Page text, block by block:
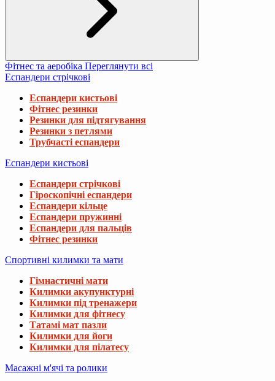
Фітнес та аеробіка Переглянути всі
Еспандери стрічкові
Еспандери кистьові
Фітнес резинки
Резинки для підтягування
Резинки з петлями
Трубчасті еспандери
Еспандери кистьові
Еспандери стрічкові
Гіроскопічні еспандери
Еспандери кільце
Еспандери пружинні
Еспандери для пальців
Фітнес резинки
Спортивні килимки та мати
Гімнастичні мати
Килимки акупунктурні
Килимки під тренажери
Килимки для фітнесу
Татамі мат пазли
Килимки для йоги
Килимки для пілатесу
Масажні м'ячі та ролики